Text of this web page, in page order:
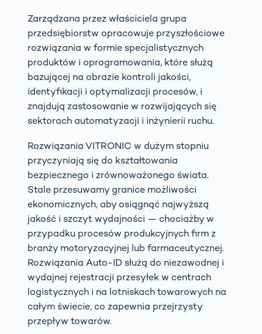
Zarządzana przez właściciela grupa
przedsiębiorstw opracowuje przyszłościowe
rozwiązania w formie specjalistycznych
produktów i oprogramowania, które służą
bazującej na obrazie kontroli jakości,
identyfikacji i optymalizacji procesów, i
znajdują zastosowanie w rozwijających się
sektorach automatyzacji i inżynierii ruchu.
Rozwiązania VITRONIC w dużym stopniu
przyczyniają się do kształtowania
bezpiecznego i zrównoważonego świata.
Stale przesuwamy granice możliwości
ekonomicznych, aby osiągnąć najwyższą
jakość i szczyt wydajności — chociażby w
przypadku procesów produkcyjnych firm z
branży motoryzacyjnej lub farmaceutycznej.
Rozwiązania Auto-ID służą do niezawodnej i
wydajnej rejestracji przesyłek w centrach
logistycznych i na lotniskach towarowych na
całym świecie, co zapewnia przejrzysty
przepływ towarów.